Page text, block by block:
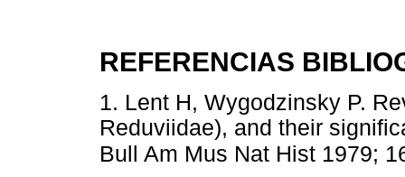
REFERENCIAS
1. Lent H, Wygodzinsky P.
Reduviidae), and their
Bull Am Mus Nat Hist 1979;